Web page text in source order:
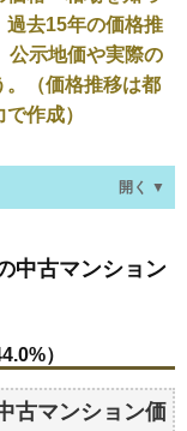
過去15年の価格推
公示地価や実際の
。（価格推移は都
作成）
開く ▼
比+44.0%）
中古マンション
）
古マンション価